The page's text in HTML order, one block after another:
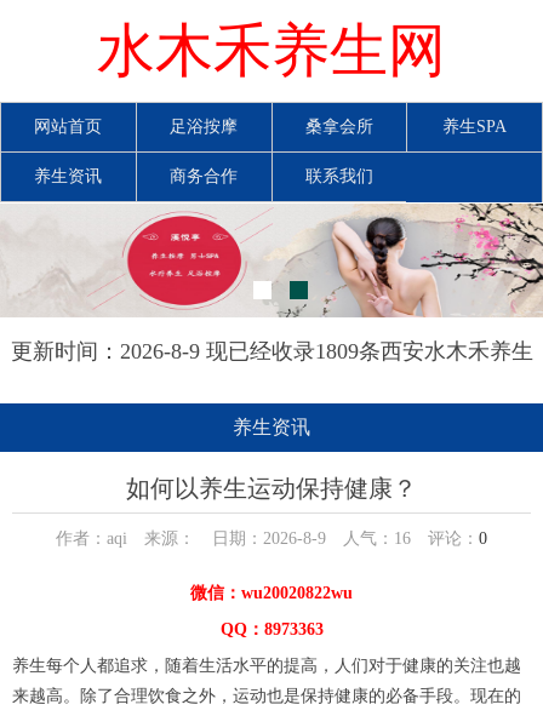
水木禾养生网
网站首页 足浴按摩 桑拿会所 养生SPA
养生资讯 商务合作 联系我们
更新时间：2026-8-9 现已经收录1809条西安水木禾养生
养生资讯
如何以养生运动保持健康？
作者：aqi 来源： 日期：2026-8-9 人气： 16 评论： 0
微信：wu20020822wu
QQ：8973363
养生每个人都追求，随着生活水平的提高，人们对于健康的关注也越
来越高。除了合理饮食之外，运动也是保持健康的必备手段。现在的